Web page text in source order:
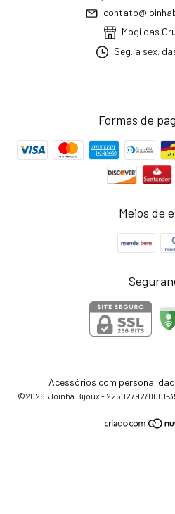
Mogi das
Seg. a sex.
Formas de
Meios de
Acessórios com
©2026. Joinha Bijoux - 22502792/0001-